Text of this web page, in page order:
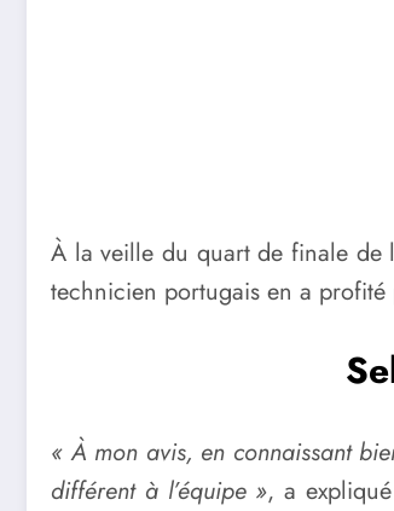
À la veille du quart de finale de
technicien portugais en a
« À mon avis, en connaissant
différent à l’équipe », a